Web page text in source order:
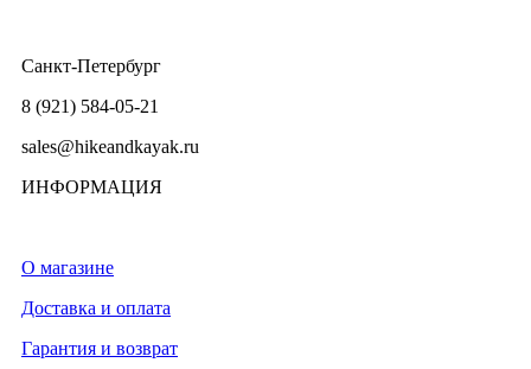
Санкт-Петербург
8 (921) 584-05-21
sales@hikeandkayak.ru
ИНФОРМАЦИЯ
О магазине
Доставка и оплата
Гарантия и возврат